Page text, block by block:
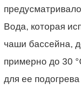
Вода, которая
чаши бассейна,
примерно до 30
для ее